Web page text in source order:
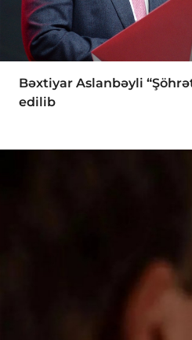
Bəxtiyar Aslanbəyli
edilib